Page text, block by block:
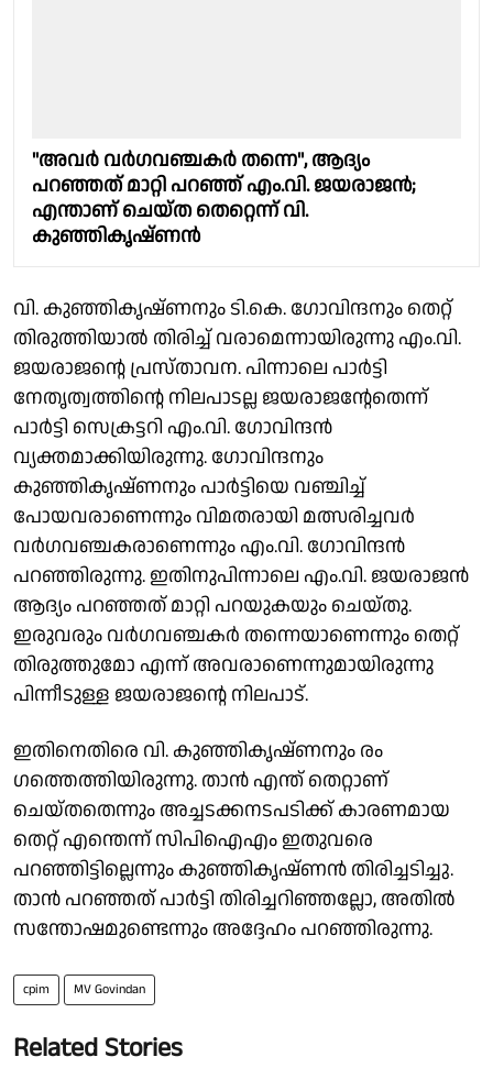
"അവർ വർഗവഞ്ചകർ തന്നെ", ആദ്യം
പറഞ്ഞത് മാറ്റി പറഞ്ഞ് എം.വി. ജയരാജൻ;
എന്താണ് ചെയ്ത തെറ്റെന്ന് വി.
കുഞ്ഞികൃഷ്ണൻ
വി. കുഞ്ഞികൃഷ്ണനും ടി.കെ. ഗോവിന്ദനും തെറ്റ്
തിരുത്തിയാൽ തിരിച്ച് വരാമെന്നായിരുന്നു എം.വി.
ജയരാജൻ്റെ പ്രസ്താവന. പിന്നാലെ പാർട്ടി
നേതൃത്വത്തിന്റെ നിലപാടല്ല ജയരാജൻ്റേതെന്ന്
പാർട്ടി സെക്രട്ടറി എം.വി. ​ഗോവിന്ദൻ
വ്യക്തമാക്കിയിരുന്നു. ഗോവിന്ദനും
കുഞ്ഞികൃഷ്ണനും പാർട്ടിയെ വഞ്ചിച്ച്
പോയവരാണെന്നും വിമതരായി മത്സരിച്ചവർ
വർഗവഞ്ചകരാണെന്നും എം.വി. ​ഗോവിന്ദൻ
പറഞ്ഞിരുന്നു. ഇതിനുപിന്നാലെ എം.വി. ജയരാജൻ
ആദ്യം പറഞ്ഞത് മാറ്റി പറയുകയും ചെയ്തു.
ഇരുവരും വർഗവഞ്ചകർ തന്നെയാണെന്നും തെറ്റ്
തിരുത്തുമോ എന്ന് അവരാണെന്നുമായിരുന്നു
പിന്നീടുള്ള ജയരാജൻ്റെ നിലപാട്.
ഇതിനെതിരെ വി. കുഞ്ഞികൃഷ്ണനും രം​
ഗത്തെത്തിയിരുന്നു. താൻ എന്ത് തെറ്റാണ്
ചെയ്തതെന്നും അച്ചടക്കനടപടിക്ക് കാരണമായ
തെറ്റ് എന്തെന്ന് സിപിഐഎം ഇതുവരെ
പറഞ്ഞിട്ടില്ലെന്നും കുഞ്ഞികൃഷ്ണൻ തിരിച്ചടിച്ചു.
താന്‍ പറഞ്ഞത് പാര്‍ട്ടി തിരിച്ചറിഞ്ഞല്ലോ, അതില്‍
സന്തോഷമുണ്ടെന്നും അദ്ദേഹം പറഞ്ഞിരുന്നു.
cpim MV Govindan
Related Stories